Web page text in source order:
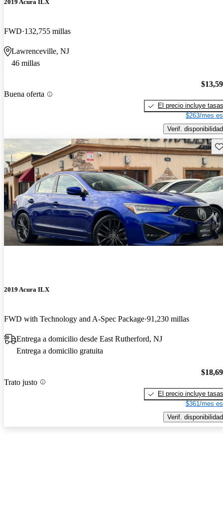
2019 Acura ILX
FWD 132,755 millas
Lawrenceville, NJ
46 millas
Buena oferta
El precio incluye tasas
$263/mes
Verif. disponibilidad
2019 Acura ILX
FWD with Technology and A-Spec Package 91,230 millas
Entrega a domicilio desde East Rutherford, NJ
Entrega a domicilio gratuita
Trato justo
El precio incluye tasas
$361/mes
Verif. disponibilidad